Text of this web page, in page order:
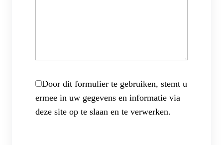
Door dit formulier te gebruiken, stemt u
ermee in uw gegevens en informatie via
deze site op te slaan en te verwerken.